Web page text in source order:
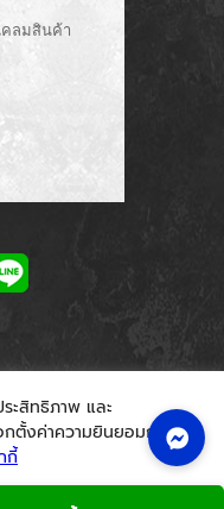
คลมสินค้า
ะสิทธิภาพ และ
ตั้งค่าความยินยอมการใช้
กี้